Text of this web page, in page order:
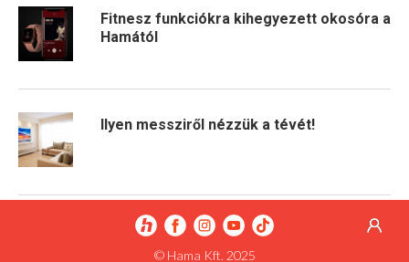
Fitnesz funkciókra kihegyezett okosóra a
Hamától
Ilyen messziről nézzük a tévét!
© Hama Kft. 2025